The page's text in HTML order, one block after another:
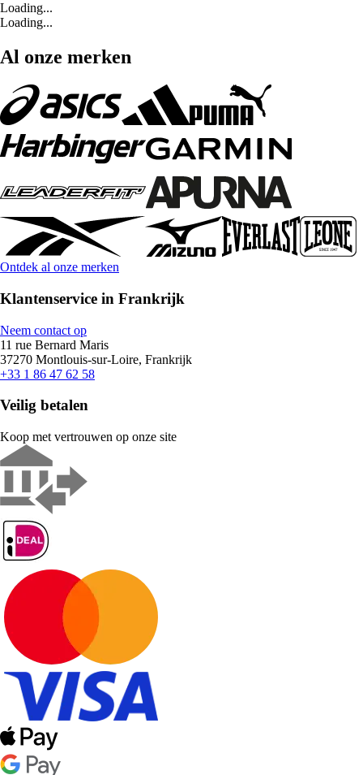
Loading...
Loading...
Al onze merken
Ontdek al onze merken
Klantenservice in Frankrijk
Neem contact op
11 rue Bernard Maris
37270 Montlouis-sur-Loire, Frankrijk
+33 1 86 47 62 58
Veilig betalen
Koop met vertrouwen op onze site